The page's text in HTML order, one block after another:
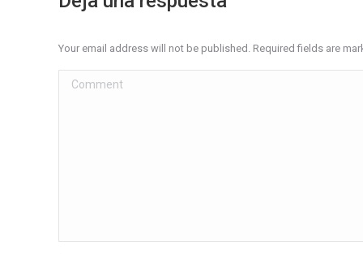
Your email address will not be published. Required fields are
Comment